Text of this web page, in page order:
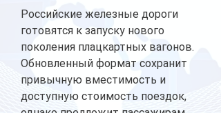
Российские железные дороги
готовятся к запуску нового
поколения плацкартных вагонов.
Обновленный формат сохранит
привычную вместимость и
доступную стоимость поездок,